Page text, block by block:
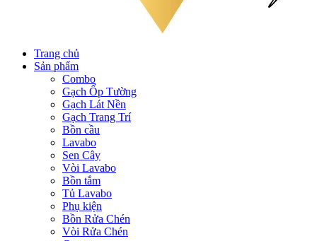
Trang chủ
Sản phẩm
Combo
Gạch Ốp Tường
Gạch Lát Nền
Gạch Trang Trí
Bồn cầu
Lavabo
Sen Cây
Vòi Lavabo
Bồn tắm
Tủ Lavabo
Phụ kiện
Bồn Rửa Chén
Vòi Rửa Chén